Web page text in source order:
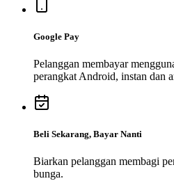
Google Pay
Pelanggan membayar
perangkat Android, instan dan
Beli Sekarang, Bayar Nanti
Biarkan pelanggan membagi
bunga.